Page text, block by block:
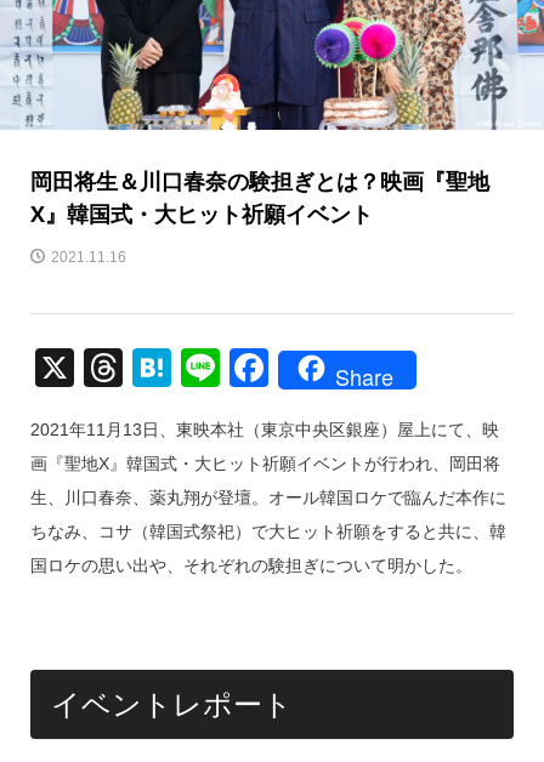
岡田将生＆川口春奈の験担ぎとは？映画『聖地
X』韓国式・大ヒット祈願イベント
2021.11.16
X
T
e
a
d
s
H
e
n
a
Li
e
F
c
e
b
o
Share
2021年11月13日、東映本社（東京中央区銀座）屋上にて、映
画『聖地X』韓国式・大ヒット祈願イベントが行われ、岡田将
生、川口春奈、薬丸翔が登壇。オール韓国ロケで臨んだ本作に
ちなみ、コサ（韓国式祭祀）で大ヒット祈願をすると共に、韓
国ロケの思い出や、それぞれの験担ぎについて明かした。
イベントレポート